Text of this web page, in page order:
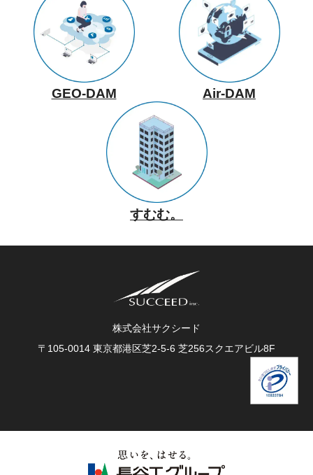
GEO-DAM Air-DAM
すむむ。
株式会社サクシード
〒105-0014 東京都港区芝2-5-6 芝256スクエアビル8F